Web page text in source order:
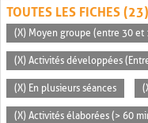
TOUTES LES FICHES (23)
(X) Moyen groupe (entre 30 et
(X) Activités développées
(X) En plusieurs séances
(X) Activités élaborées (> 60